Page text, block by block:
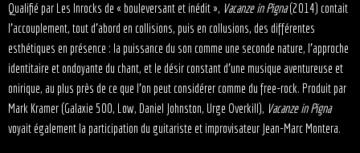
Qualifié par Les Inrocks de « bouleversant et inédit », Vacanze in Pigna(2014) contait
l’accouplement, tout d’abord en collisions, puis en collusions, des différentes
esthétiques en présence : la puissance du son comme une seconde nature, l’approche
identitaire et ondoyante du chant, et le désir constant d’une musique aventureuse et
onirique, au plus près de ce que l’on peut considérer comme du free-rock. Produit par
Mark Kramer (Galaxie 500, Low, Daniel Johnston, Urge Overkill), Vacanze in Pigna
voyait également la participation du guitariste et improvisateur Jean-Marc Montera.